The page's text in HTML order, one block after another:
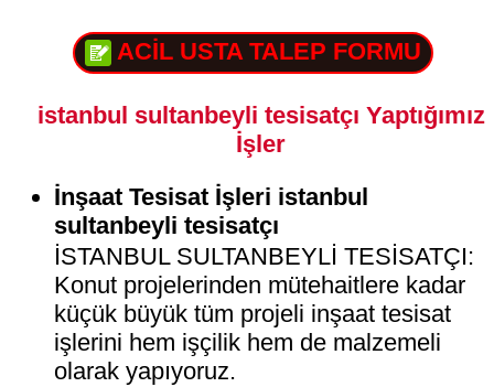
ACİL USTA TALEP FORMU
istanbul sultanbeyli tesisatçı Yaptığımız
İşler
İnşaat Tesisat İşleri istanbul
sultanbeyli tesisatçı
İSTANBUL SULTANBEYLİ TESİSATÇI:
Konut projelerinden mütehaitlere kadar
küçük büyük tüm projeli inşaat tesisat
işlerini hem işçilik hem de malzemeli
olarak yapıyoruz.